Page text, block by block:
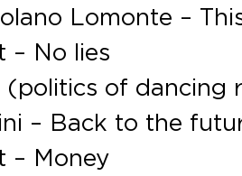
Lomonte –
– No lies
(politics of dancing
– Back to the
– Money